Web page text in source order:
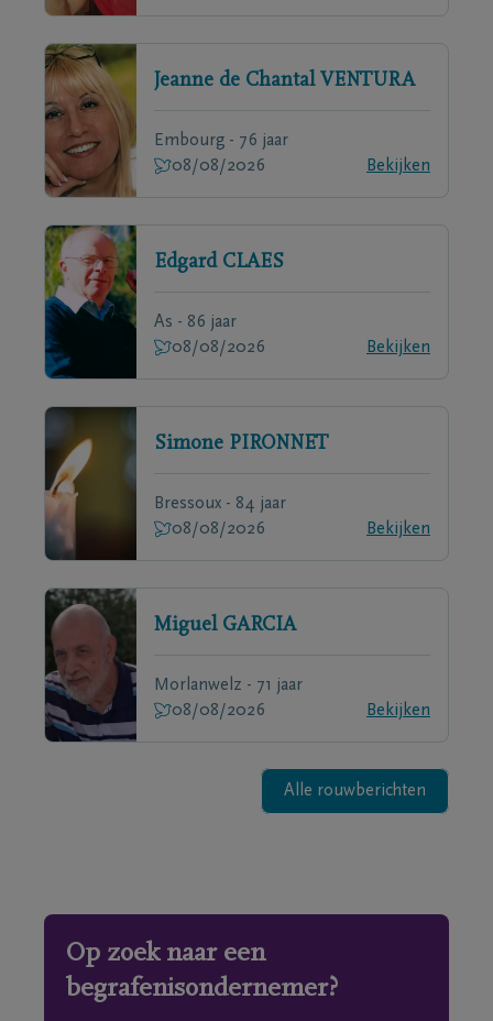
Jeanne de Chantal VENTURA
Embourg - 76 jaar
08/08/2026
Bekijken
Edgard CLAES
As - 86 jaar
08/08/2026
Bekijken
Simone PIRONNET
Bressoux - 84 jaar
08/08/2026
Bekijken
Miguel GARCIA
Morlanwelz - 71 jaar
08/08/2026
Bekijken
Alle rouwberichten
Op zoek naar een
begrafenisondernemer?